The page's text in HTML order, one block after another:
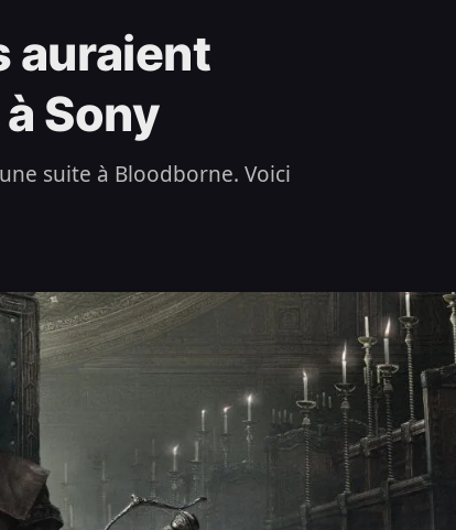
auraient
Sony
suite à Bloodborne. Voici